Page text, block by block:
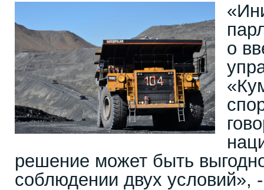
о
решение может быть
соблюдении двух условий»,